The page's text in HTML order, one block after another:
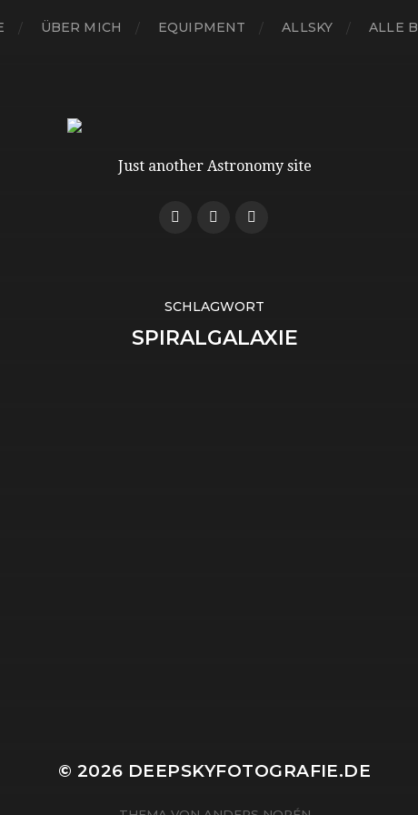
ÜBER MICH EQUIPMENT ALLSKY ALLE
Just another Astronomy site
SCHLAGWORT
SPIRALGALAXIE
© 2026 DEEPSKYFOTOGRAFIE.DE